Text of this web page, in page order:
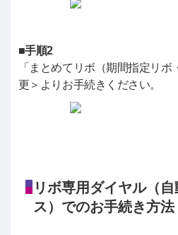
■手順2
「まとめてリボ（期間指定リ
更＞よりお手続きください。
リボ専用ダイヤル（
ス）でのお手続き方法